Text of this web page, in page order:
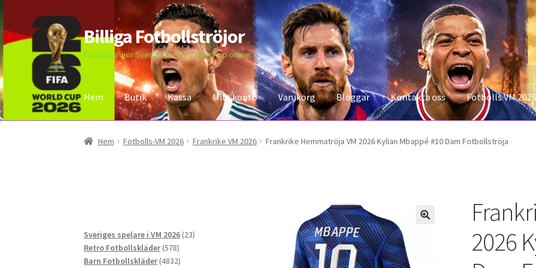
Hoppa
till
navigering
Hoppa
till
innehåll
Billiga Fotbollströjor
Fotbollströjor Sverige för Herr Barn Köp online
Hem Butik Kassa Mitt konto Varukorg Bloggar Kontakta oss Fotbolls VM 2026
Hem Bloggar Butik Kassa Kontakta oss Mitt konto Storleksguiden Varukorg
Hem Fotbolls-VM 2026 Frankrike VM 2026 Frankrike Hemmatröja VM 2026 Kylian Mbappé #10 Dam Fotbollströja
2026
Sveriges spelare i VM 2026 2323
Retro Fotbollskläder 578578
produkter
Barn Fotbollskläder 48324832